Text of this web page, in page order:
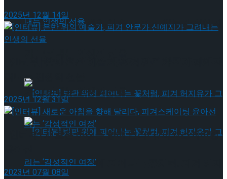
[인터뷰] 은반 위의 예술가, 피겨 안무가 신예지
[인터뷰] 빙판 위에 피어나는 꽃처럼, 피겨 허지
가 그려내는 인생의 선율
2025년 12월 14일
려내는 인생의 선율
2025년 12월 31일
[인터뷰] 새로운 아침을 향해 달리다, 피겨스케이팅
2023년 07월 08일